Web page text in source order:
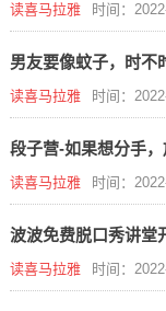
读喜马拉雅 时间：
男友要像蚊子，时不
读喜马拉雅 时间：
段子营-如果想分手，
读喜马拉雅 时间：
波波免费脱口秀讲堂
读喜马拉雅 时间：